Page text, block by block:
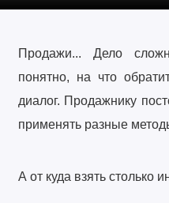
Продажи... Дело
понятно, на что
диалог. Продажнику
применять разные
А от куда взять столько